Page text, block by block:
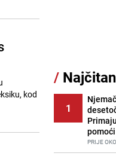
kod
/
1
PRIJE